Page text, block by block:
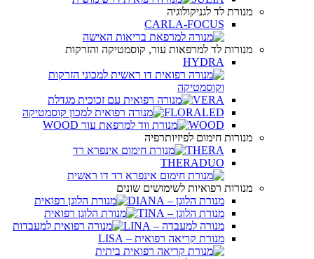
מנורת לד לגניקולוגיה
CARLA-FOCUS
מנורות לד למרפאות עור, קוסמטיקה והזרקות
HYDRA
VERA
FLORALED
WOOD
מנורות חימום לפיזיותרפיה
THERA
THERADUO
מנורות רפואיות לשימושים שונים
מנורת הלוגן – DIANA
מנורת הלוגן – TINA
מנורה למעבדה – LINA
מנורת קריאה רפואית – LISA